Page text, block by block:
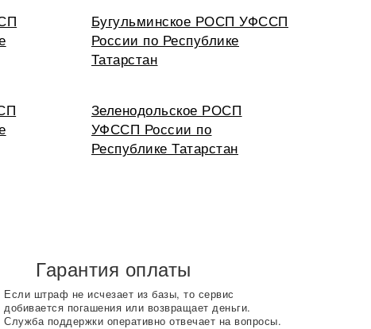
Бугульминское РОСП УФССП
России по Республике
Татарстан
Зеленодольское РОСП
УФССП России по
Республике Татарстан
Гарантия оплаты
Если штраф не исчезает из базы, то сервис
добивается погашения или возвращает деньги.
Служба поддержки оперативно отвечает на вопросы.